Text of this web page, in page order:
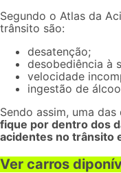
Segundo o Atlas da
trânsito são:
desatenção;
desobediência à
velocidade
ingestão de
Sendo assim, uma das
fique por dentro dos
acidentes no trânsito
Ver carros